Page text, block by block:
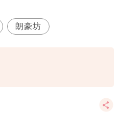
朗豪坊